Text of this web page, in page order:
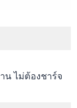
น ไม่ต้องชาร์จ